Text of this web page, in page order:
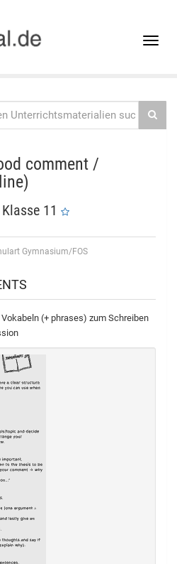
Toggle
comment /
11
Gymnasium/FOS
(+ phrases) zum Schreiben